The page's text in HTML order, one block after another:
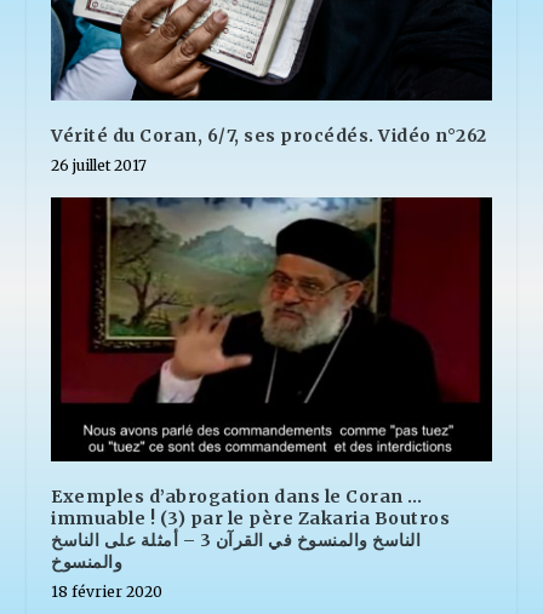
Vérité du Coran, 6/7, ses procédés. Vidéo n°262
26 juillet 2017
Exemples d’abrogation dans le Coran …
immuable ! (3) par le père Zakaria Boutros
الناسخ والمنسوخ في القرآن 3 – أمثلة على الناسخ
والمنسوخ
18 février 2020